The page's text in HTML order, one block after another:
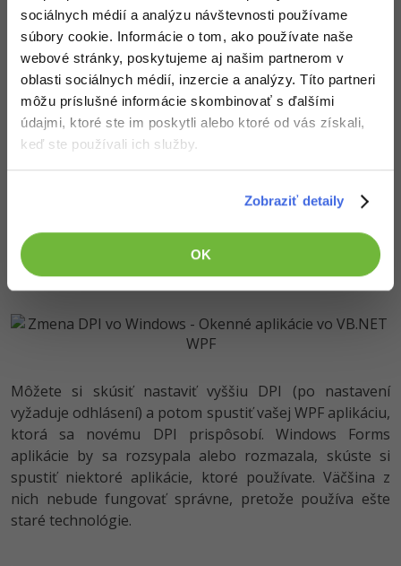
sociálnych médií a analýzu návštevnosti používame
súbory cookie. Informácie o tom, ako používate naše
webové stránky, poskytujeme aj našim partnerom v
oblasti sociálnych médií, inzercie a analýzy. Títo partneri
môžu príslušné informácie skombinovať s ďalšími
údajmi, ktoré ste im poskytli alebo ktoré od vás získali,
keď ste používali ich služby.
Zobraziť detaily
OK
pixelu. DPI bude stále dôležitejšie, pretože sa dajú bežne
kúpiť 2k displeja a na trh mieri i 4k displeje, ktoré majú
4x väčšie rozlíšenie ako tie, ktoré sú teraz štandardom.
Ak by sa namiesto DIP používali obyčajné pixely, vaše
aplikácie by nebola na takomto displeji pomaly ani vidieť.
S DIP bude vyzerať stále rovnako, WPF teda urobí
všetko za nás.
K nastaveniu DPI sa vo Windows dostanete pravým
kliknutím na pracovnú plochu a výberom možnosti
prispôsobiť. V okne zvolíte vľavo dole Zobrazenie. Bude
vám ponúknuté zmeniť veľkosť písma a položiek na
obrazovke.
Môžete si skúsiť nastaviť vyššiu DPI (po nastavení
vyžaduje odhlásení) a potom spustiť vašej WPF aplikáciu,
ktorá sa novému DPI prispôsobí. Windows Forms
aplikácie by sa rozsypala alebo rozmazala, skúste si
spustiť niektoré aplikácie, ktoré používate. Väčšina z
nich nebude fungovať správne, pretože používa ešte
staré technológie.